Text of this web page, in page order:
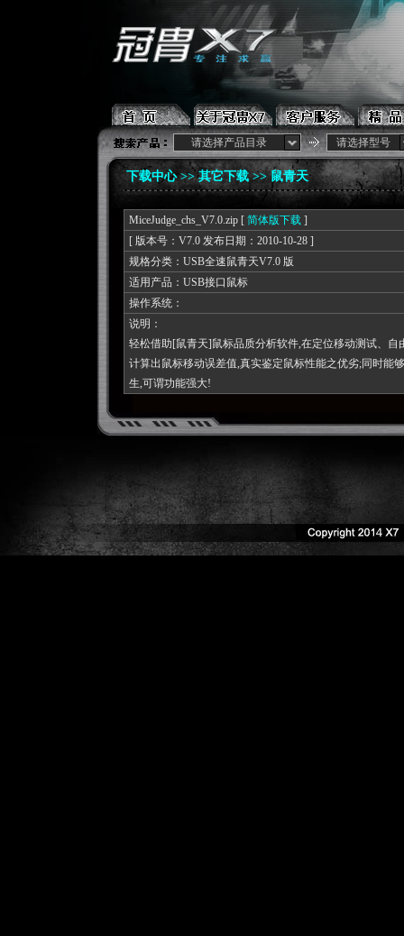
请选择产品目录 请选择型号
下载中心 >> 其它下载 >> 鼠青天
MiceJudge_chs_V7.0.zip [ 简体版下载 ]
[ 版本号：V7.0 发布日期：2010-10-28 ]
规格分类：USB全速鼠青天V7.0 版
适用产品：USB接口鼠标
操作系统：
说明：
轻松借助[鼠青天]鼠标品质分析软件,在定位移动测试、
计算出鼠标移动误差值,真实鉴定鼠标性能之优劣;同时能
生,可谓功能强大!